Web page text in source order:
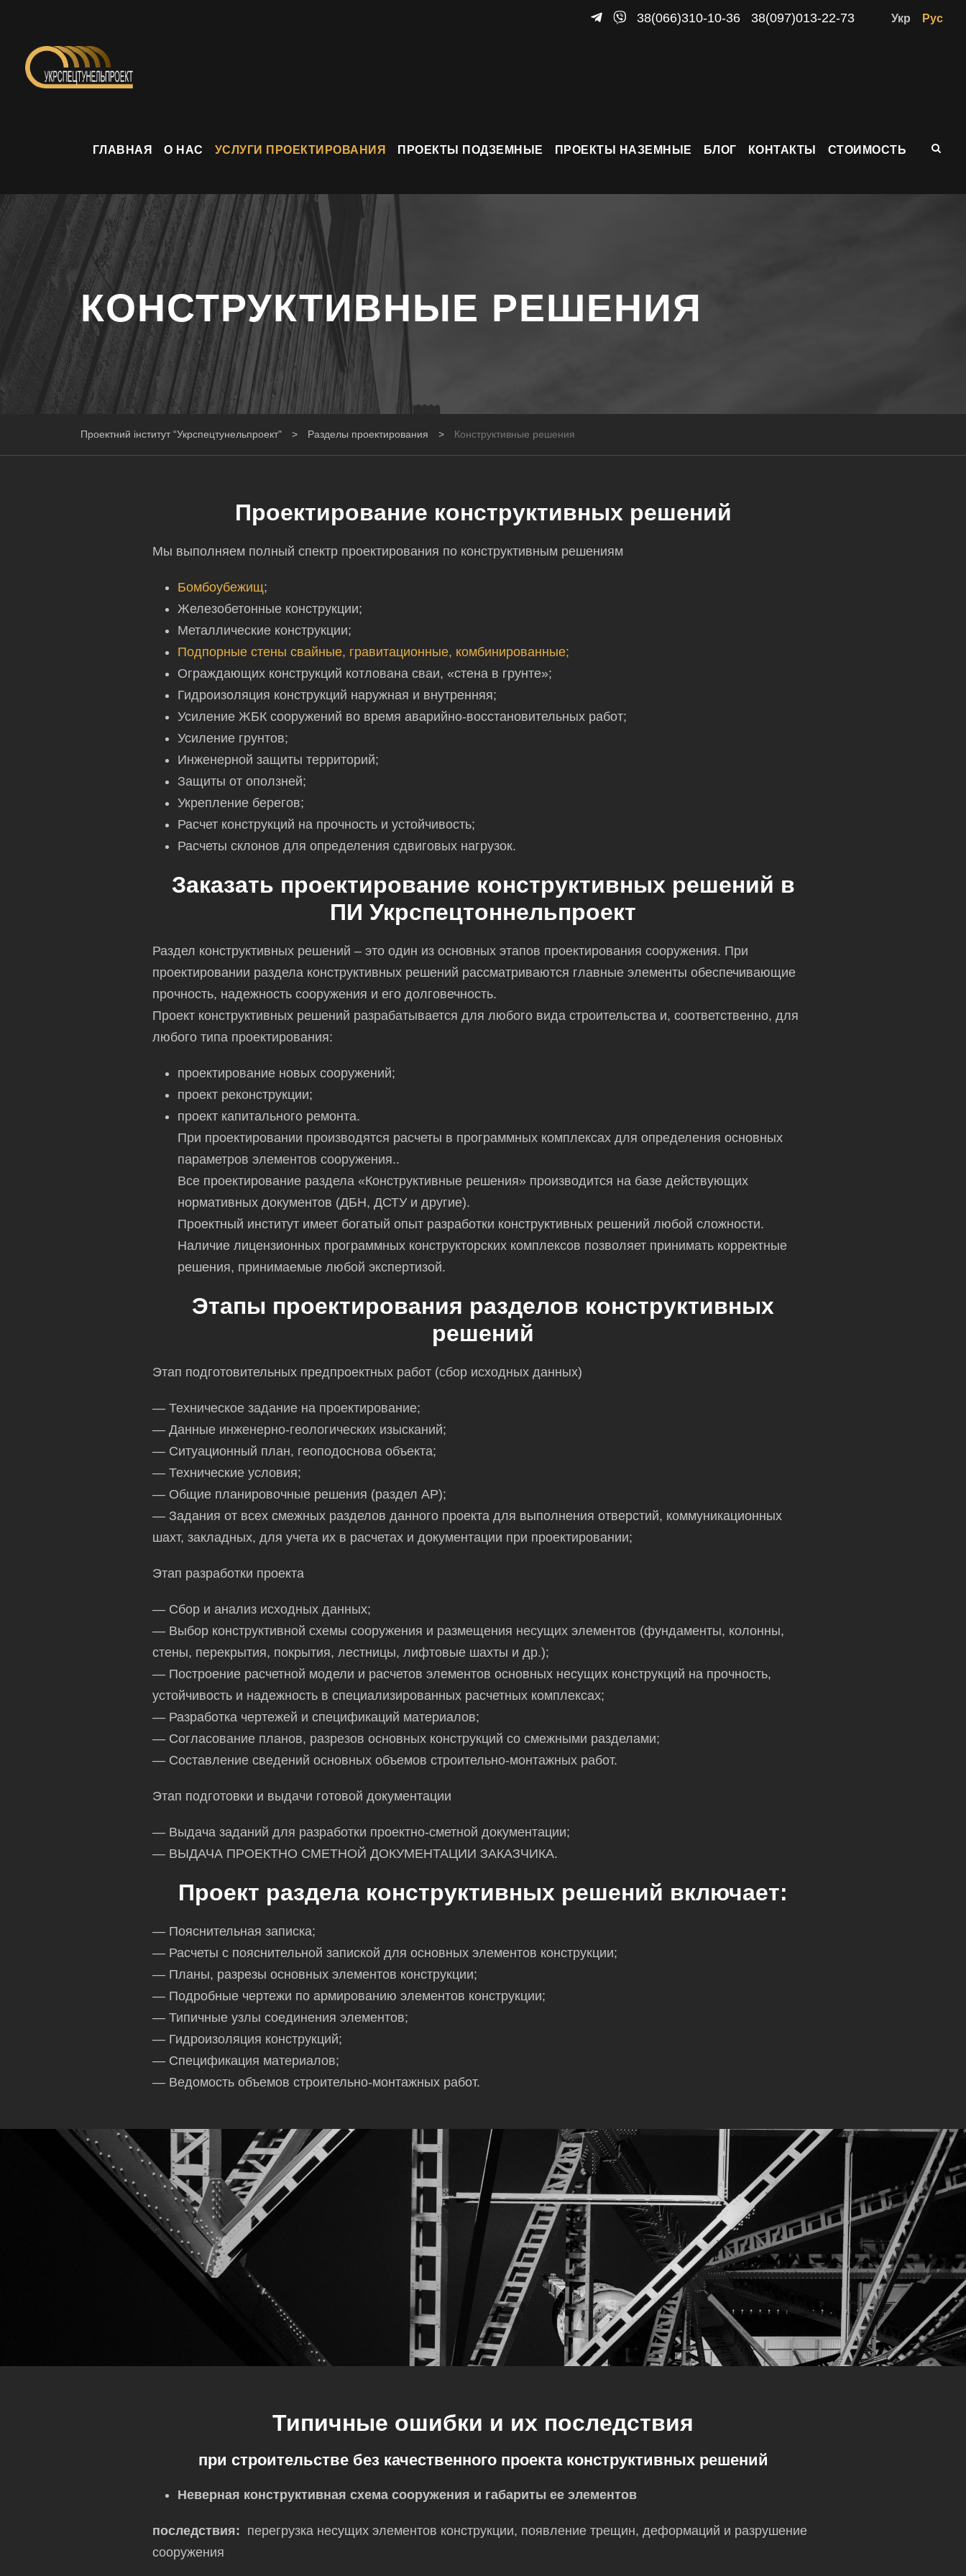
38(066)310-10-36 38(097)013-22-73 Укр Рус
ГЛАВНАЯ О НАС УСЛУГИ ПРОЕКТИРОВАНИЯ ПРОЕКТЫ ПОДЗЕМНЫЕ ПРОЕКТЫ НАЗЕМНЫЕ БЛОГ КОНТАКТЫ СТОИМОСТЬ
КОНСТРУКТИВНЫЕ РЕШЕНИЯ
Проектний інститут “Укрспецтунельпроект" > Разделы проектирования > Конструктивные решения
Проектирование конструктивных решений
Мы выполняем полный спектр проектирования по конструктивным решениям
Бомбоубежищ;
Железобетонные конструкции;
Металлические конструкции;
Подпорные стены свайные, гравитационные, комбинированные;
Ограждающих конструкций котлована сваи, «стена в грунте»;
Гидроизоляция конструкций наружная и внутренняя;
Усиление ЖБК сооружений во время аварийно-восстановительных работ;
Усиление грунтов;
Инженерной защиты территорий;
Защиты от оползней;
Укрепление берегов;
Расчет конструкций на прочность и устойчивость;
Расчеты склонов для определения сдвиговых нагрузок.
Заказать проектирование конструктивных решений в
ПИ Укрспецтоннельпроект
Раздел конструктивных решений – это один из основных этапов проектирования сооружения. При
проектировании раздела конструктивных решений рассматриваются главные элементы обеспечивающие
прочность, надежность сооружения и его долговечность.
Проект конструктивных решений разрабатывается для любого вида строительства и, соответственно, для
любого типа проектирования:
проектирование новых сооружений;
проект реконструкции;
проект капитального ремонта.
При проектировании производятся расчеты в программных комплексах для определения основных
параметров элементов сооружения..
Все проектирование раздела «Конструктивные решения» производится на базе действующих
нормативных документов (ДБН, ДСТУ и другие).
Проектный институт имеет богатый опыт разработки конструктивных решений любой сложности.
Наличие лицензионных программных конструкторских комплексов позволяет принимать корректные
решения, принимаемые любой экспертизой.
Этапы проектирования разделов конструктивных
решений
Этап подготовительных предпроектных работ (сбор исходных данных)
— Техническое задание на проектирование;
— Данные инженерно-геологических изысканий;
— Ситуационный план, геоподоснова объекта;
— Технические условия;
— Общие планировочные решения (раздел АР);
— Задания от всех смежных разделов данного проекта для выполнения отверстий, коммуникационных
шахт, закладных, для учета их в расчетах и документации при проектировании;
Этап разработки проекта
— Сбор и анализ исходных данных;
— Выбор конструктивной схемы сооружения и размещения несущих элементов (фундаменты, колонны,
стены, перекрытия, покрытия, лестницы, лифтовые шахты и др.);
— Построение расчетной модели и расчетов элементов основных несущих конструкций на прочность,
устойчивость и надежность в специализированных расчетных комплексах;
— Разработка чертежей и спецификаций материалов;
— Согласование планов, разрезов основных конструкций со смежными разделами;
— Составление сведений основных объемов строительно-монтажных работ.
Этап подготовки и выдачи готовой документации
— Выдача заданий для разработки проектно-сметной документации;
— ВЫДАЧА ПРОЕКТНО СМЕТНОЙ ДОКУМЕНТАЦИИ ЗАКАЗЧИКА.
Проект раздела конструктивных решений включает:
— Пояснительная записка;
— Расчеты с пояснительной запиской для основных элементов конструкции;
— Планы, разрезы основных элементов конструкции;
— Подробные чертежи по армированию элементов конструкции;
— Типичные узлы соединения элементов;
— Гидроизоляция конструкций;
— Спецификация материалов;
— Ведомость объемов строительно-монтажных работ.
Типичные ошибки и их последствия
при строительстве без качественного проекта конструктивных решений
Неверная конструктивная схема сооружения и габариты ее элементов
последствия: перегрузка несущих элементов конструкции, появление трещин, деформаций и разрушение
сооружения